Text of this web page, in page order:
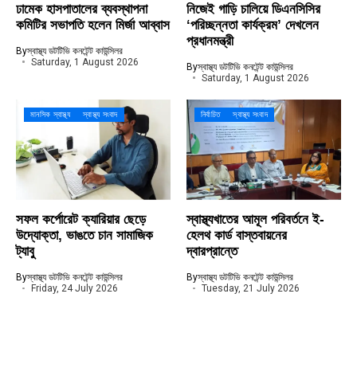
ঢামেক হাসপাতালের ব্যবস্থাপনা
কমিটির সভাপতি হলেন মির্জা আব্বাস
Byস্বাস্থ্য ডটটিভি কনটেন্ট কাউন্সিলর
Saturday, 1 August 2026
নিজেই গাড়ি চালিয়ে ডিএনসিসির
‘পরিচ্ছন্নতা কার্যক্রম’ দেখলেন
প্রধানমন্ত্রী
Byস্বাস্থ্য ডটটিভি কনটেন্ট কাউন্সিলর
Saturday, 1 August 2026
মানসিক স্বাস্থ্য স্বাস্থ্য সংবাদ
সফল কর্পোরেট ক্যারিয়ার ছেড়ে
উদ্যোক্তা, ভাঙতে চান সামাজিক
ট্যাবু
Byস্বাস্থ্য ডটটিভি কনটেন্ট কাউন্সিলর
Friday, 24 July 2026
নির্বাচিত স্বাস্থ্য সংবাদ
স্বাস্থ্যখাতের আমূল পরিবর্তনে ই-
হেলথ কার্ড বাস্তবায়নের
দ্বারপ্রান্তে
Byস্বাস্থ্য ডটটিভি কনটেন্ট কাউন্সিলর
Tuesday, 21 July 2026